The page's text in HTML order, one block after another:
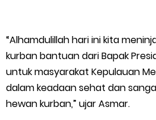
Atasi Pemadaman
Warga Kecamatan Merbau dan
PLN: Hentikan Pemadaman
“Alhamdulillah hari ini kita
kurban bantuan dari Bapak
untuk masyarakat Kepulauan
dalam keadaan sehat dan
hewan kurban,” ujar Asmar.